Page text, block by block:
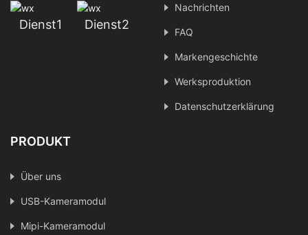
Dienst1 Dienst2
Nachrichten
FAQ
Markengeschichte
Werksproduktion
Datenschutzerklärung
PRODUKT
Über uns
USB-Kameramodul
Mipi-Kameramodul